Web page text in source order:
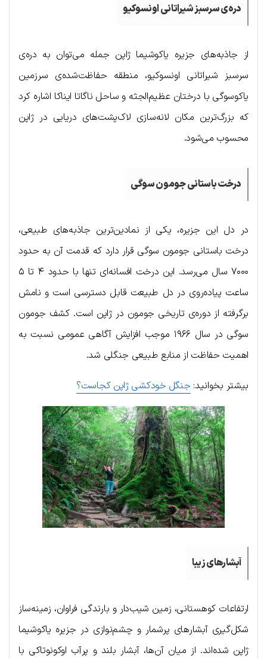
دره‌ی سرسبز شیراتانی اونسوکیو
از جاذبه‌های جزیره یاکوشیما ژاپن جمله می‌توان به دره‌ی
سرسبز شیراتانی اونسوکیو، منطقه حفاظت‌شده‌ی سرزمین
یاکوسوگی با درختان عظیم‌الجثه و ساحل ناگاتا ایناکا اشاره کرد
که بزرگ‌ترین مکان لانه‌سازی لاک‌پشت‌های دریایی در ژاپن
محسوب می‌شود.
درخت باستانی جومون سوگی
در دل این جزیره، یکی از نمادین‌ترین جاذبه‌های طبیعی،
درخت باستانی جومون سوگی قرار دارد که قدمت آن به حدود
۷۰۰۰ سال می‌رسد. این درخت افسانه‌ای تنها با حدود ۴ تا ۵
ساعت پیاده‌روی در دل طبیعت قابل دسترسی است و نامش
برگرفته از دوره‌ی تاریخی جومون در ژاپن است. کشف جومون
سوگی در سال ۱۹۶۶ موجب افزایش آگاهی عمومی نسبت به
اهمیت حفاظت از منابع طبیعی جنگلی شد.
بیشتر بخوانید: جنگل خودکشی ژاپن کجاست؟
آبشارهای زیبا
ارتفاعات کوهستانی، زمین شیب‌دار و بارندگی فراوان، زمینه‌ساز
شکل‌گیری آبشارهای پرشمار و چشم‌نوازی در جزیره یاکوشیما
ژاپن شده‌اند. از میان آن‌ها، آبشار بلند و پرآب اوکونوتاکی با